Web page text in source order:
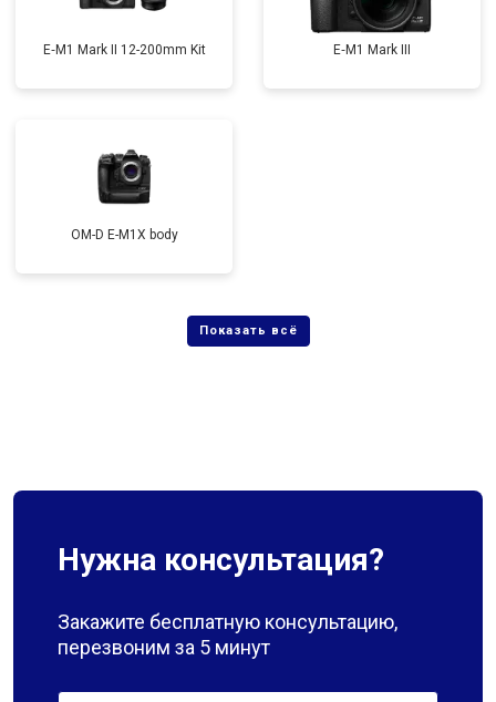
E‑M1 Mark II 12-200mm Kit E‑M1 Mark III
OM-D E-M1X body
Нужна консультация?
Закажите бесплатную консультацию,
перезвоним за 5 минут